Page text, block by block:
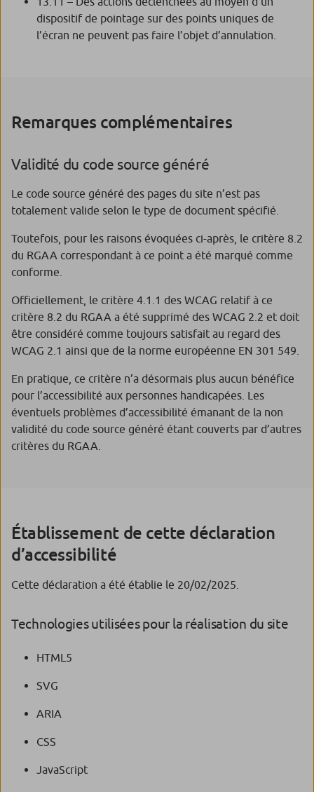
dispositif de pointage sur des points uniques de
l’écran ne peuvent pas faire l’objet d’annulation.
Remarques complémentaires
Validité du code source généré
Le code source généré des pages du site n’est pas
totalement valide selon le type de document spécifié.
Toutefois, pour les raisons évoquées ci-après, le critère 8.2
du RGAA correspondant à ce point a été marqué comme
conforme.
Officiellement, le critère 4.1.1 des WCAG relatif à ce
critère 8.2 du RGAA a été supprimé des WCAG 2.2 et doit
être considéré comme toujours satisfait au regard des
WCAG 2.1 ainsi que de la norme européenne EN 301 549.
En pratique, ce critère n’a désormais plus aucun bénéfice
pour l’accessibilité aux personnes handicapées. Les
éventuels problèmes d’accessibilité émanant de la non
validité du code source généré étant couverts par d’autres
critères du RGAA.
Établissement de cette déclaration
d’accessibilité
Cette déclaration a été établie le 20/02/2025.
Technologies utilisées pour la réalisation du site
HTML5
SVG
ARIA
CSS
JavaScript